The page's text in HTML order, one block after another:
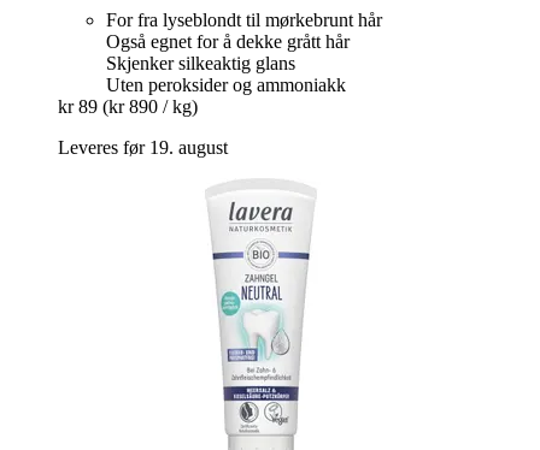
For fra lyseblondt til mørkebrunt hår
Også egnet for å dekke grått hår
Skjenker silkeaktig glans
Uten peroksider og ammoniakk
kr 89 (kr 890 / kg)
Leveres før 19. august